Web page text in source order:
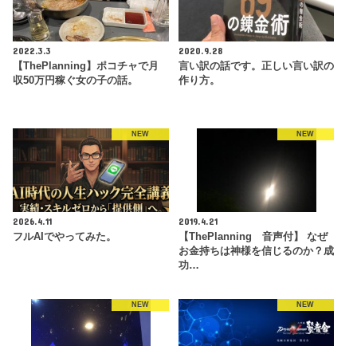
2022.3.3
【ThePlanning】ポコチャで月
収50万円稼ぐ女の子の話。
2020.9.28
言い訳の話です。正しい言い訳の
作り方。
NEW
2026.4.11
フルAIでやってみた。
NEW
2019.4.21
【ThePlanning 音声付】 なぜ
お金持ちは神様を信じるのか？成
功…
NEW NEW